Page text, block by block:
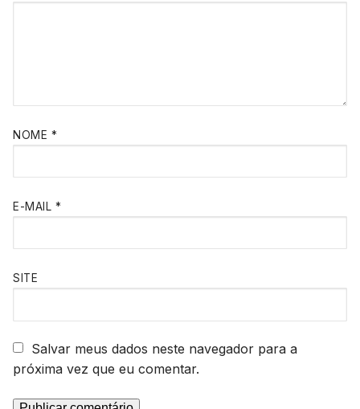
NOME *
E-MAIL *
SITE
Salvar meus dados neste navegador para a
próxima vez que eu comentar.